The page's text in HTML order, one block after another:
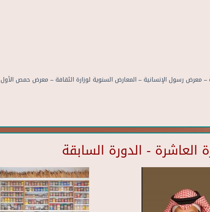
معرض رسول الإنسانية – المعارض السنوية لوزارة الثقافة – معرض حمص الأول
- الدورة السابقة